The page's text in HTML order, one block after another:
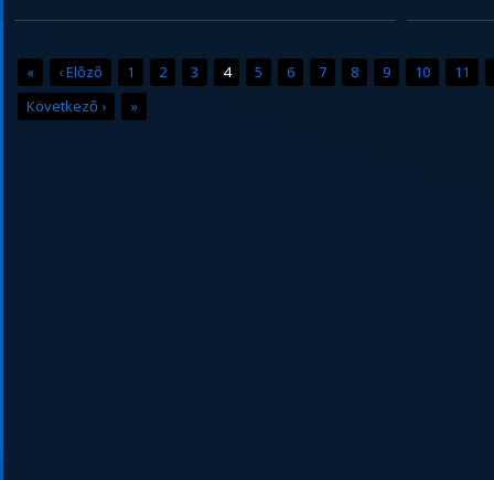
« ‹ Előző 1 2 3 4 5 6 7 8 9 10
11
Következő ›
»